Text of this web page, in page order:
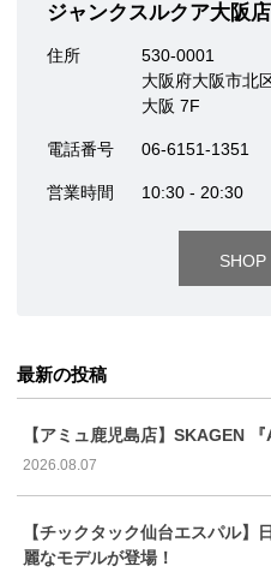
ジャンクスルクア大阪店
住所
530-0001
大阪府大阪市北
大阪 7F
電話番号 06-6151-1351
営業時間 10:30 - 20:30
SHOP
最新の投稿
【アミュ鹿児島店】SKAGEN
2026.08.07
【チックタック仙台エスパル
麗なモデルが登場！